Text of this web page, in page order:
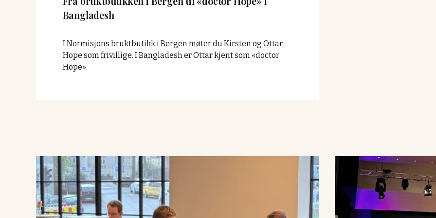
Bangladesh
I Normisjons bruktbutikk i Bergen møter du Kirsten og Ottar
Hope som frivillige. I Bangladesh er Ottar kjent som «doctor
Hope».